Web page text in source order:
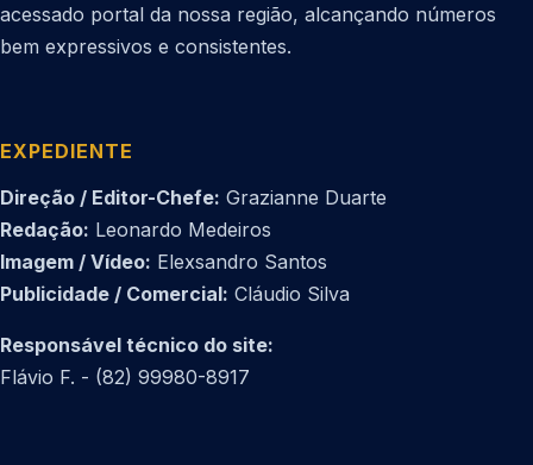
acessado portal da nossa região, alcançando números
bem expressivos e consistentes.
EXPEDIENTE
Direção / Editor-Chefe: Grazianne Duarte
Redação: Leonardo Medeiros
Imagem / Vídeo: Elexsandro Santos
Publicidade / Comercial: Cláudio Silva
Responsável técnico do site:
Flávio F. - (82) 99980-8917